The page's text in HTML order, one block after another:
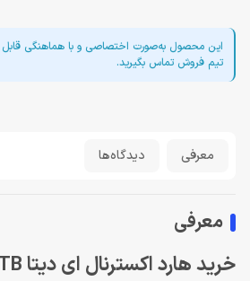
این محصول به‌صورت اختصاصی و با هماهنگی قابل
تیم فروش تماس بگیرید.
معرفی دیدگاه‌ها
معرفی
خرید هارد اکسترنال ای دیتا HD770G 1TB